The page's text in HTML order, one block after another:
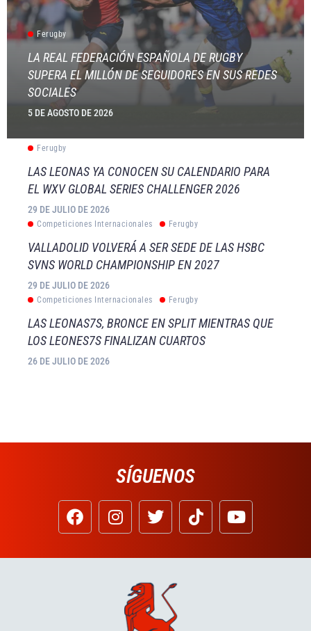
Ferugby
LA REAL FEDERACIÓN ESPAÑOLA DE RUGBY
SUPERA EL MILLÓN DE SEGUIDORES EN SUS REDES
SOCIALES
5 DE AGOSTO DE 2026
Ferugby
LAS LEONAS YA CONOCEN SU CALENDARIO PARA
EL WXV GLOBAL SERIES CHALLENGER 2026
29 DE JULIO DE 2026
Competiciones Internacionales Ferugby
VALLADOLID VOLVERÁ A SER SEDE DE LAS HSBC
SVNS WORLD CHAMPIONSHIP EN 2027
29 DE JULIO DE 2026
Competiciones Internacionales Ferugby
LAS LEONAS7S, BRONCE EN SPLIT MIENTRAS QUE
LOS LEONES7S FINALIZAN CUARTOS
26 DE JULIO DE 2026
SÍGUENOS